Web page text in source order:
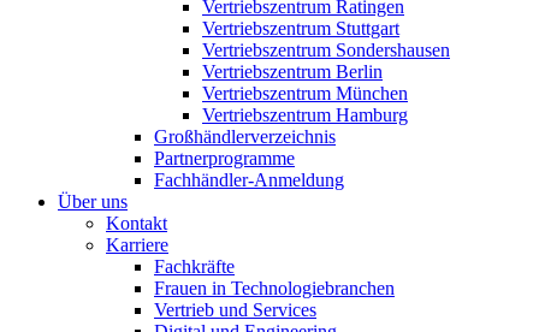
Vertriebszentrum Ratingen
Vertriebszentrum Stuttgart
Vertriebszentrum Sondershausen
Vertriebszentrum Berlin
Vertriebszentrum München
Vertriebszentrum Hamburg
Großhändlerverzeichnis
Partnerprogramme
Fachhändler-Anmeldung
Über uns
Kontakt
Karriere
Fachkräfte
Frauen in Technologiebranchen
Vertrieb und Services